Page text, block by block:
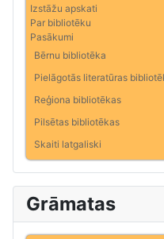
Izstāžu apskati
Par bibliotēku
Pasākumi
Bērnu bibliotēka
Pielāgotās literatūras
Reģiona bibliotēkas
Pilsētas bibliotēkas
Skaiti latgaliski
Grāmatas